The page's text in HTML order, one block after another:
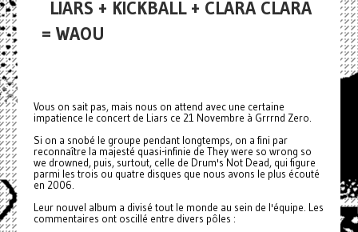
LIARS + KICKBALL + CLARA CLARA
= WAOU
Vous on sait pas, mais nous on attend avec une certaine
impatience le concert de Liars ce 21 Novembre à Grrrnd Zero.
Si on a snobé le groupe pendant longtemps, on a fini par
reconnaître la majesté quasi-infinie de They were so wrong so
we drowned, puis, surtout, celle de Drum's Not Dead, qui figure
parmi les trois ou quatre disques que nous avons le plus écouté
en 2006.
Leur nouvel album a divisé tout le monde au sein de l'équipe. Les
commentaires ont oscillé entre divers pôles :